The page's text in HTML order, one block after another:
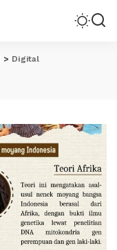
> Digital